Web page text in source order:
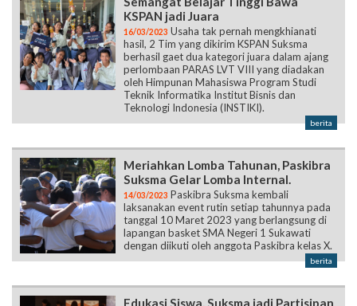
KSPAN jadi Juara
16/03/2023 Usaha tak pernah mengkhianati
hasil, 2 Tim yang dikirim KSPAN Suksma
berhasil gaet dua kategori juara dalam ajang
perlombaan PARAS LVT VIII yang diadakan
oleh Himpunan Mahasiswa Program Studi
Teknik Informatika Institut Bisnis dan
Teknologi Indonesia (INSTIKI).
berita
Meriahkan Lomba Tahunan, Paskibra
Suksma Gelar Lomba Internal.
14/03/2023 Paskibra Suksma kembali
laksanakan event rutin setiap tahunnya pada
tanggal 10 Maret 2023 yang berlangsung di
lapangan basket SMA Negeri 1 Sukawati
dengan diikuti oleh anggota Paskibra kelas X.
berita
Edukasi Siswa, Suksma jadi Partisipan